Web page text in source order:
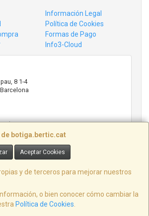
botiga.bertic.cat
Aceptar Cookies
y de terceros para mejorar nuestros
o bien conocer cómo cambiar la
Política de Cookies
Información Legal
Política de Cookies
Formas de Pago
Info3-Cloud
8 1-4
Barcelona
14h | 15h-18h)
- C.I.F.: B09846916 - Tfno: